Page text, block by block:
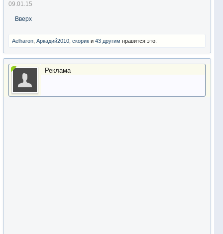
09.01.15
Вверх
Aelharon Аркадий2010 скорик и 43 другим нравится это.
Реклама